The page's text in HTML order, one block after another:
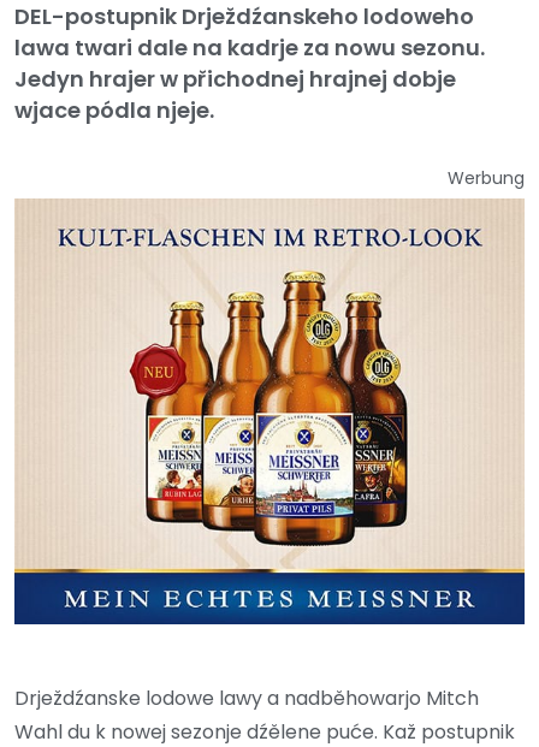
DEL-postupnik Drježdźanskeho lodoweho
lawa twari dale na kadrje za nowu sezonu.
Jedyn hrajer w přichodnej hrajnej dobje
wjace pódla njeje.
Werbung
Drježdźanske lodowe lawy a nadběhowarjo Mitch
Wahl du k nowej sezonje dźělene puće. Kaž postupnik